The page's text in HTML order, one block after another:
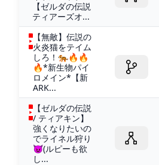
【ゼルダの伝説
ティアーズオ...
【無敵】伝説の
火炎猫をテイム
しろ！🐅🔥🔥
🔥*新生物パイ
ロメイン*【新
ARK...
【ゼルダの伝説
/ ティアキン】
強くなりたいの
でライネル狩り
😈(ルピーも欲
し...